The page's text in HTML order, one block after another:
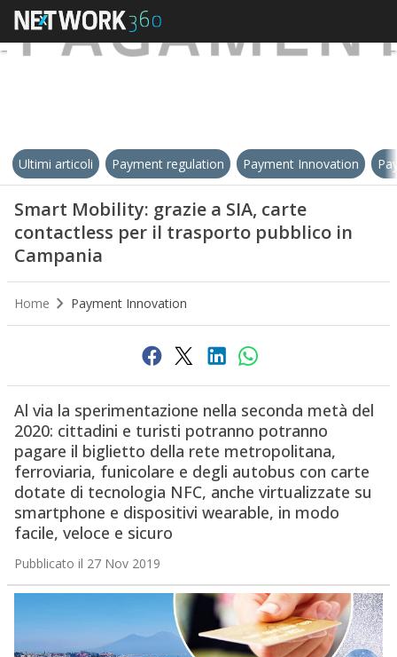
Ultimi articoli Payment regulation Payment Innovation
Smart Mobility: grazie a SIA, carte
contactless per il trasporto pubblico in
Campania
Home Payment Innovation
Al via la sperimentazione nella seconda metà del
2020: cittadini e turisti potranno potranno
pagare il biglietto della rete metropolitana,
ferroviaria, funicolare e degli autobus con carte
dotate di tecnologia NFC, anche virtualizzate su
smartphone e dispositivi wearable, in modo
facile, veloce e sicuro
Pubblicato il 27 Nov 2019